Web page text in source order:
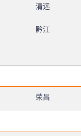
清远
黔江
荣昌